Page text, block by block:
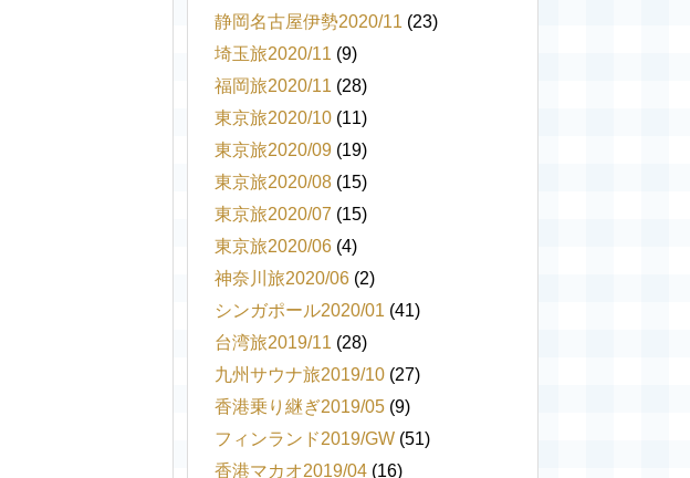
静岡名古屋伊勢2020/11 (23)
埼玉旅2020/11 (9)
福岡旅2020/11 (28)
東京旅2020/10 (11)
東京旅2020/09 (19)
東京旅2020/08 (15)
東京旅2020/07 (15)
東京旅2020/06 (4)
神奈川旅2020/06 (2)
シンガポール2020/01 (41)
台湾旅2019/11 (28)
九州サウナ旅2019/10 (27)
香港乗り継ぎ2019/05 (9)
フィンランド2019/GW (51)
香港マカオ2019/04 (16)